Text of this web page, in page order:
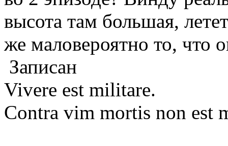
высота там большая,
же маловероятно то, что
Записан
Vivere est militare.
Contra vim mortis non est